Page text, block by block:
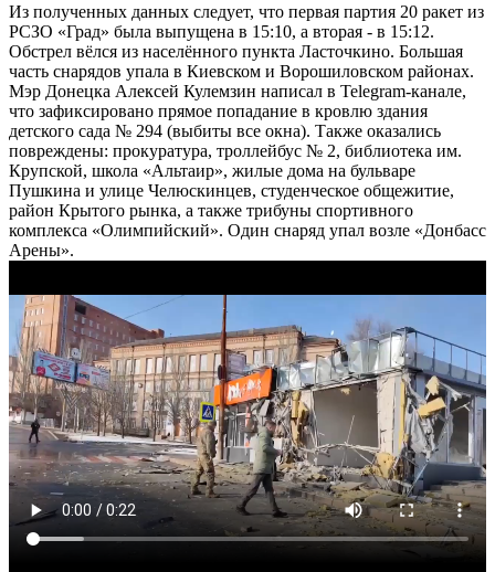
Из полученных данных следует, что первая партия 20 ракет из
РСЗО «Град» была выпущена в 15:10, а вторая - в 15:12.
Обстрел вёлся из населённого пункта Ласточкино. Большая
часть снарядов упала в Киевском и Ворошиловском районах.
Мэр Донецка Алексей Кулемзин написал в Telegram-канале,
что зафиксировано прямое попадание в кровлю здания
детского сада № 294 (выбиты все окна). Также оказались
повреждены: прокуратура, троллейбус № 2, библиотека им.
Крупской, школа «Альтаир», жилые дома на бульваре
Пушкина и улице Челюскинцев, студенческое общежитие,
район Крытого рынка, а также трибуны спортивного
комплекса «Олимпийский». Один снаряд упал возле «Донбасс
Арены».